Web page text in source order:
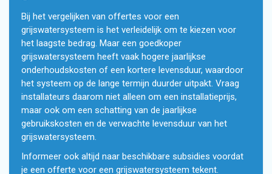
Bij het vergelijken van offertes voor een
grijswatersysteem is het verleidelijk om te kiezen voor
het laagste bedrag. Maar een goedkoper
grijswatersysteem heeft vaak hogere jaarlijkse
onderhoudskosten of een kortere levensduur, waardoor
het systeem op de lange termijn duurder uitpakt. Vraag
installateurs daarom niet alleen om een installatieprijs,
maar ook om een schatting van de jaarlijkse
gebruikskosten en de verwachte levensduur van het
grijswatersysteem.
Informeer ook altijd naar beschikbare subsidies voordat
je een offerte voor een grijswatersysteem tekent.